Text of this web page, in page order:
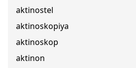
aktinostel
aktinoskopiya
aktinoskop
aktinon